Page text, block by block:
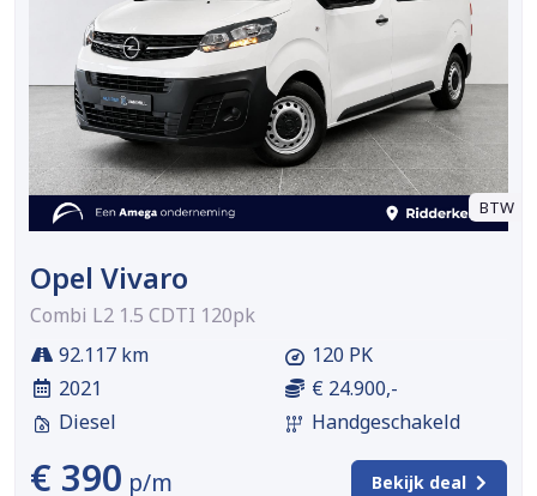
BTW
Opel Vivaro
Combi L2 1.5 CDTI 120pk
92.117 km
2021
Diesel
120 PK
€ 24.900,-
Handgeschakeld
€ 390 p/m Bekijk deal